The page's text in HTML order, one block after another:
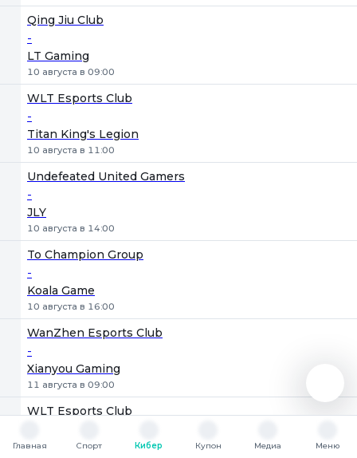
Qing Jiu Club
-
LT Gaming
10 августа в 09:00
WLT Esports Club
-
Titan King's Legion
10 августа в 11:00
Undefeated United Gamers
-
JLY
10 августа в 14:00
To Champion Group
-
Koala Game
10 августа в 16:00
WanZhen Esports Club
-
Xianyou Gaming
11 августа в 09:00
WLT Esports Club
Mighty Tiger Gaming
Главная
Спорт
Кибер
Купон
Медиа
Меню